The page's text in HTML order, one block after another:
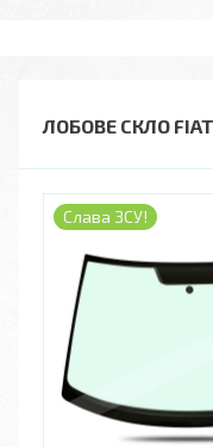
ЛОБОВЕ СКЛО
Слава ЗСУ!